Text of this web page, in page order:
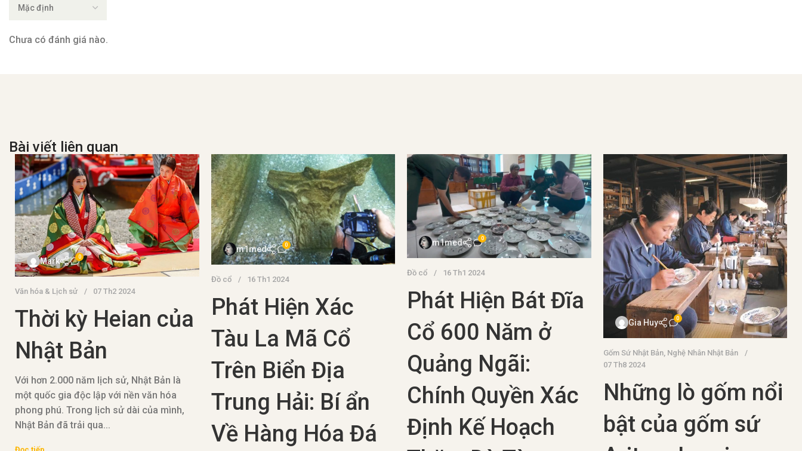
Chưa có đánh giá nào.
Bài viết liên quan
Mark 0
Văn hóa & Lịch sử 07 Th2 2024
Thời kỳ Heian của
Nhật Bản
Với hơn 2.000 năm lịch sử, Nhật Bản là
một quốc gia độc lập với nền văn hóa
phong phú. Trong lịch sử dài của mình,
Nhật Bản đã trải qua...
m1med 0
Đồ cổ 16 Th1 2024
Phát Hiện Xác
Tàu La Mã Cổ
Trên Biển Địa
Trung Hải: Bí ẩn
Về Hàng Hóa Đá
m1med 0
Đồ cổ 16 Th1 2024
Phát Hiện Bát Đĩa
Cổ 600 Năm ở
Quảng Ngãi:
Chính Quyền Xác
Định Kế Hoạch
Gia Huy 0
Gốm Sứ Nhật Bản, Nghệ Nhân Nhật Bản
07 Th8 2024
Những lò gốm nổi
bật của gốm sứ